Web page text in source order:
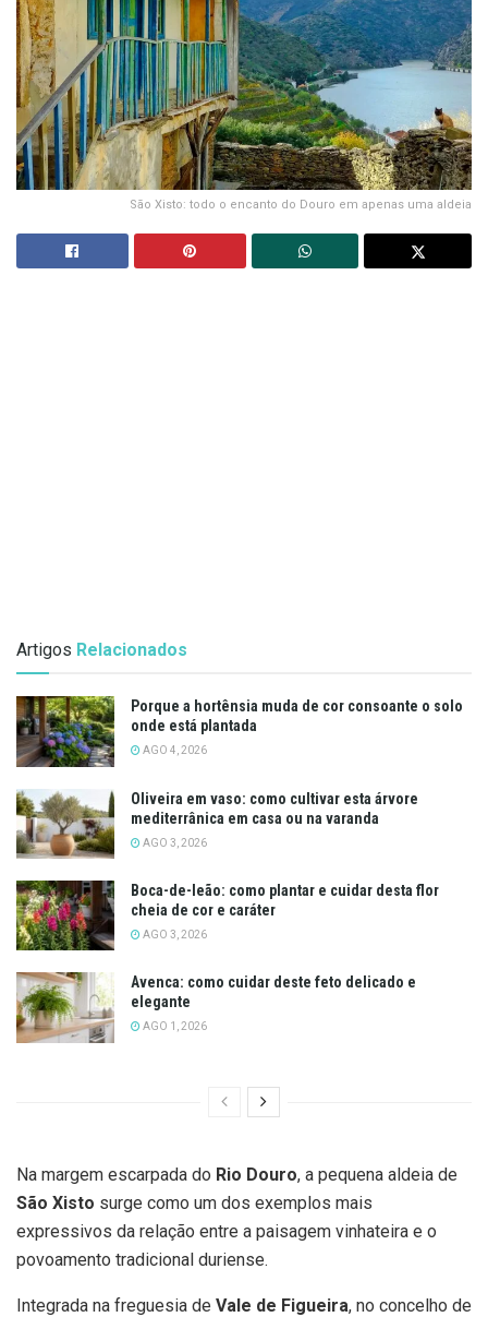
São Xisto: todo o encanto do Douro em apenas uma aldeia
Artigos Relacionados
Porque a hortênsia muda de cor consoante o solo
onde está plantada
AGO 4, 2026
Oliveira em vaso: como cultivar esta árvore
mediterrânica em casa ou na varanda
AGO 3, 2026
Boca-de-leão: como plantar e cuidar desta flor
cheia de cor e caráter
AGO 3, 2026
Avenca: como cuidar deste feto delicado e
elegante
AGO 1, 2026
Na margem escarpada do Rio Douro, a pequena aldeia de
São Xisto surge como um dos exemplos mais
expressivos da relação entre a paisagem vinhateira e o
povoamento tradicional duriense.
Integrada na freguesia de Vale de Figueira, no concelho de